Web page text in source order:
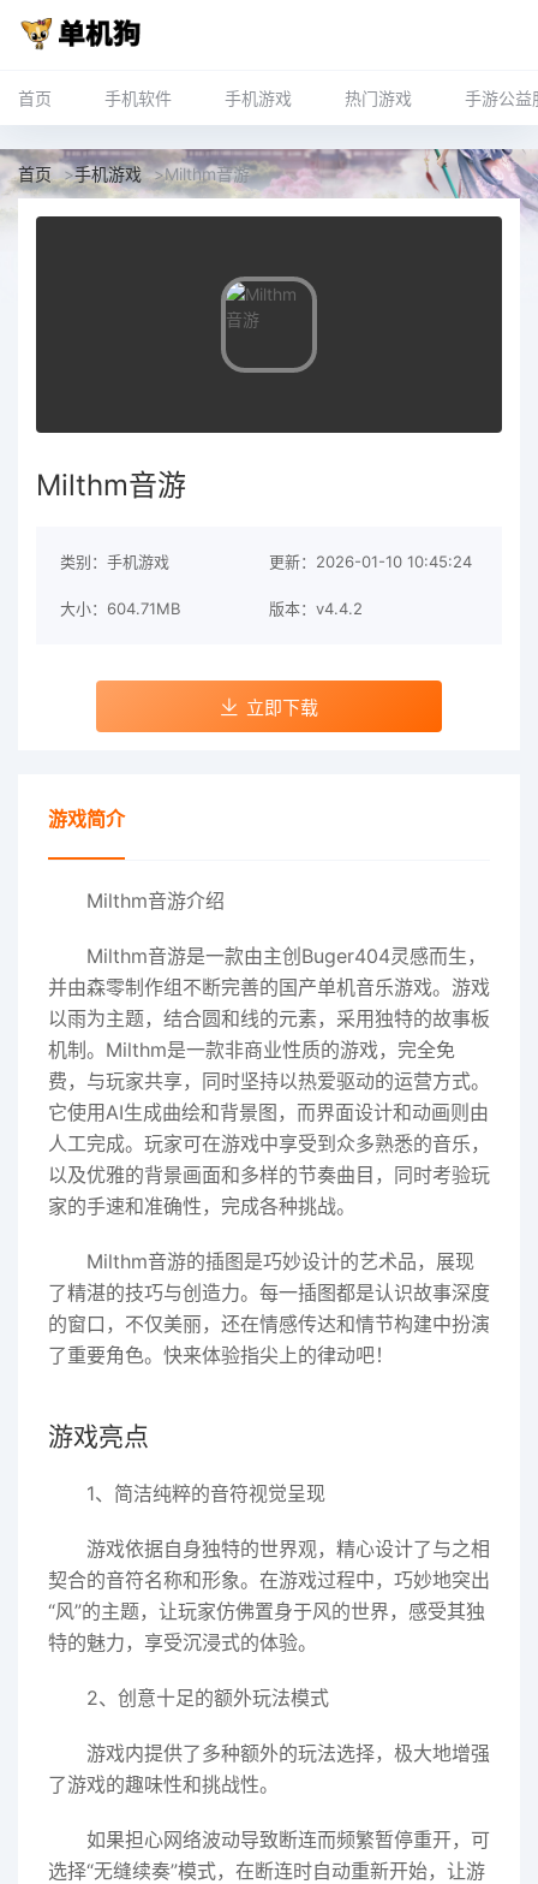
首页 手机软件 手机游戏 热门游戏 手游公益
首页 >手机游戏 >Milthm音游
Milthm音游
类别：手机游戏 更新：2026-01-10 10:45:24
大小：604.71MB 版本：v4.4.2
立即下载
游戏简介
Milthm音游介绍
Milthm音游是一款由主创Buger404灵感而生，
并由森零制作组不断完善的国产单机音乐游戏。游戏
以雨为主题，结合圆和线的元素，采用独特的故事板
机制。Milthm是一款非商业性质的游戏，完全免
费，与玩家共享，同时坚持以热爱驱动的运营方式。
它使用AI生成曲绘和背景图，而界面设计和动画则由
人工完成。玩家可在游戏中享受到众多熟悉的音乐，
以及优雅的背景画面和多样的节奏曲目，同时考验玩
家的手速和准确性，完成各种挑战。
Milthm音游的插图是巧妙设计的艺术品，展现
了精湛的技巧与创造力。每一插图都是认识故事深度
的窗口，不仅美丽，还在情感传达和情节构建中扮演
了重要角色。快来体验指尖上的律动吧！
游戏亮点
1、简洁纯粹的音符视觉呈现
游戏依据自身独特的世界观，精心设计了与之相
契合的音符名称和形象。在游戏过程中，巧妙地突出
“风”的主题，让玩家仿佛置身于风的世界，感受其独
特的魅力，享受沉浸式的体验。
2、创意十足的额外玩法模式
游戏内提供了多种额外的玩法选择，极大地增强
了游戏的趣味性和挑战性。
如果担心网络波动导致断连而频繁暂停重开，可
选择“无缝续奏”模式，在断连时自动重新开始，让游